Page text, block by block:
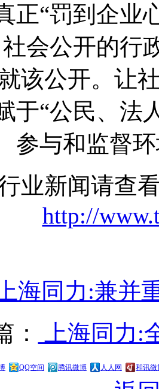
正“罚到企业
会公开的行
该公开。让
于“公民、法
参与和监督
业新闻请查
http://
上海同力:兼并
：
上海同力:
QQ空间 腾讯微博 人人网 和讯微